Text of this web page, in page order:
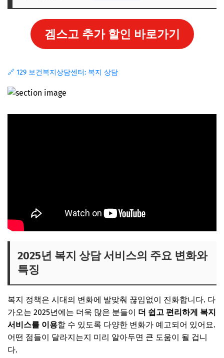
겜스고 추가 할인 바로가기
🔗 129 보건복지상담센터: 복지 상담
2025년 복지 상담 서비스의 주요 변화와
특징
복지 정책은 시대의 변화에 발맞춰 끊임없이 진화합니다. 다
가오는 2025년에는 더욱 많은 분들이 더 쉽고 편리하게 복지
서비스를 이용할 수 있도록 다양한 변화가 예고되어 있어요.
어떤 점들이 달라지는지 미리 알아두면 큰 도움이 될 겁니
다.